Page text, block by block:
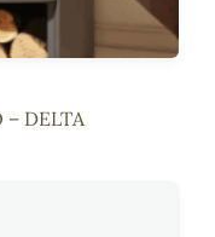
– DELTA